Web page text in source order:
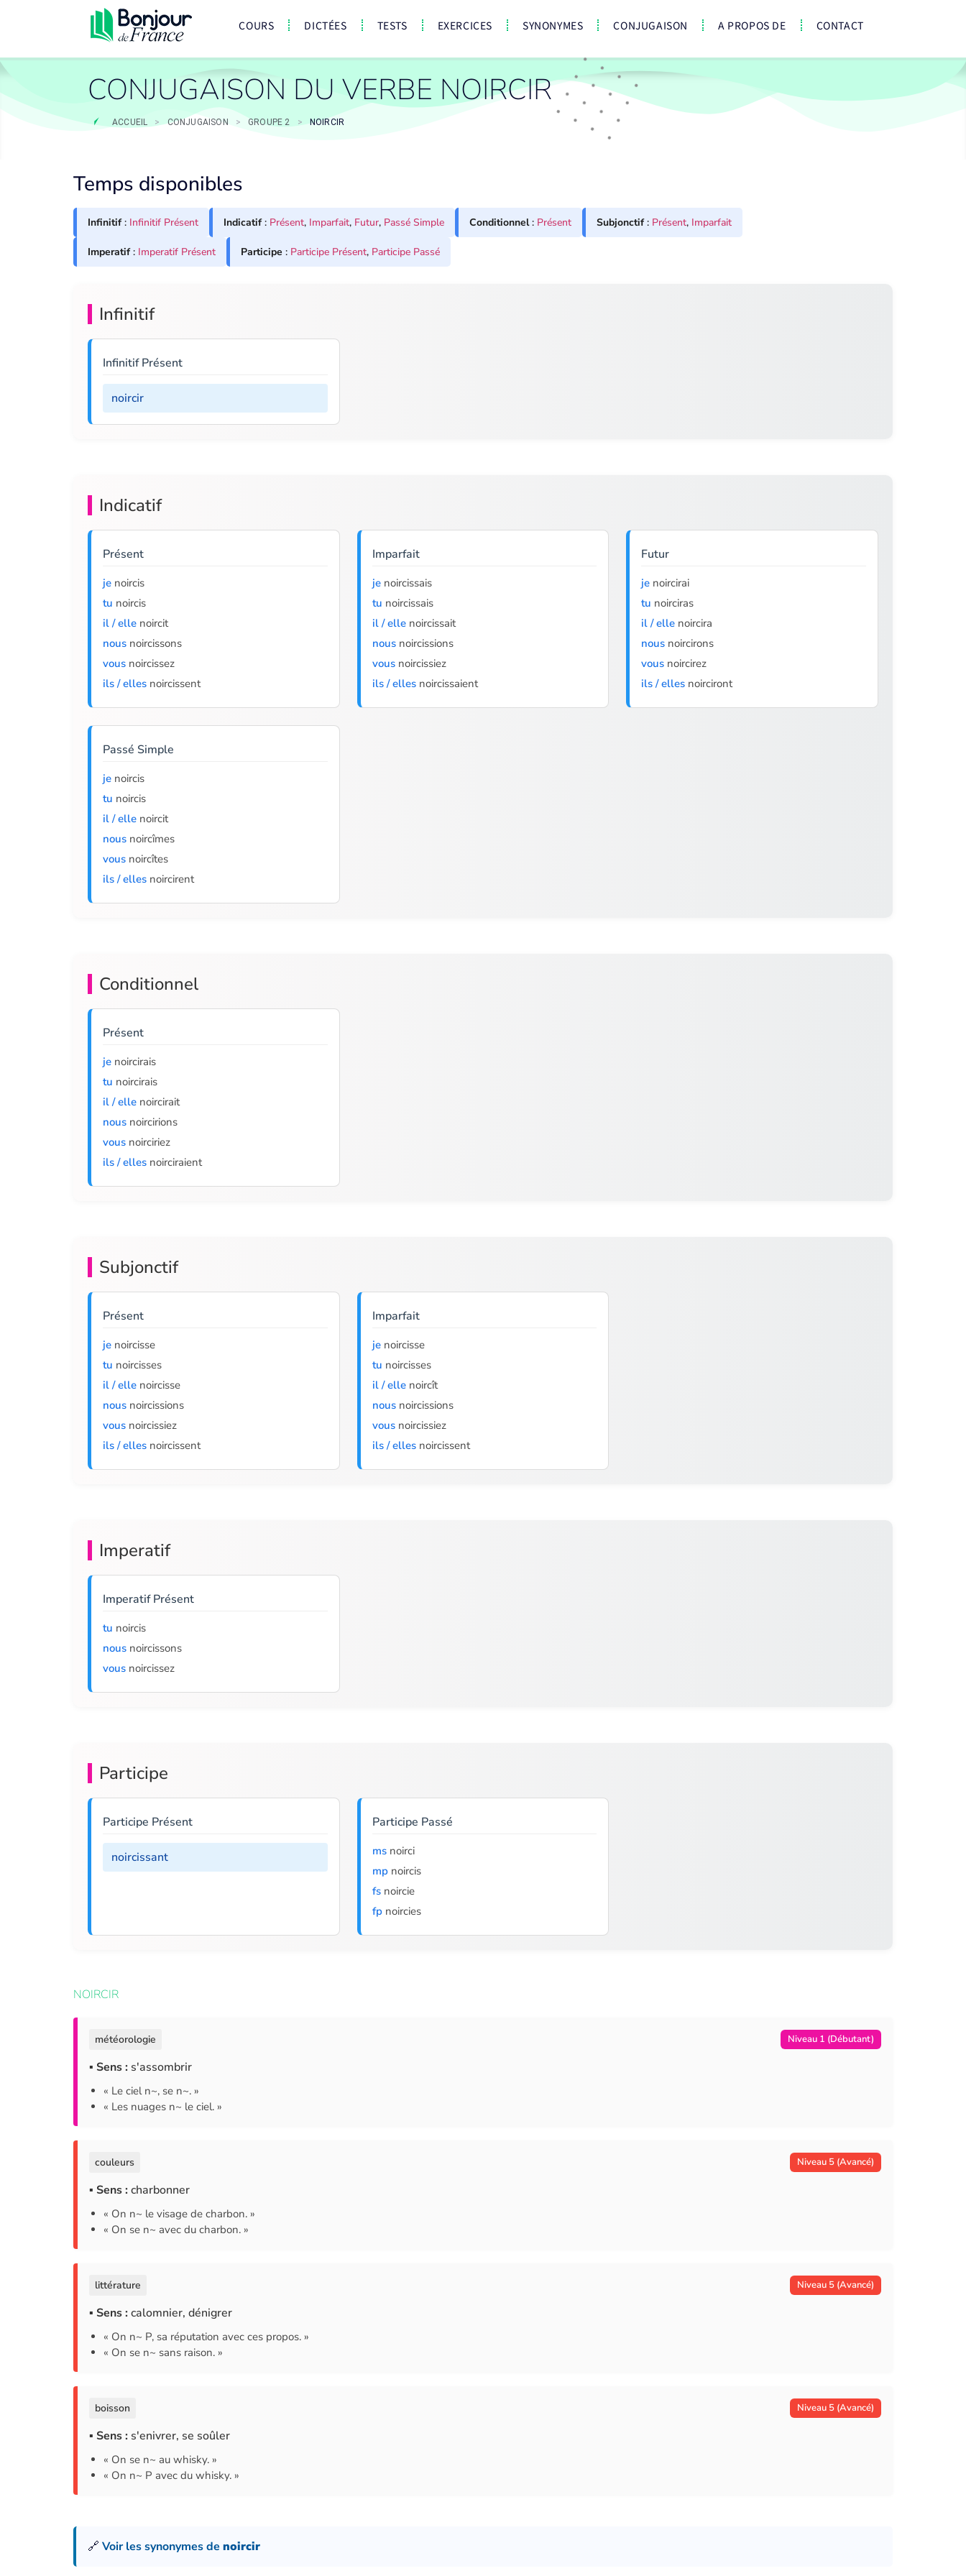
COURS DICTÉES TESTS EXERCICES SYNONYMES CONJUGAISON A PROPOS DE CONTACT
CONJUGAISON DU VERBE NOIRCIR
ACCUEIL > CONJUGAISON > GROUPE 2 > NOIRCIR
Temps disponibles
Infinitif: Infinitif Présent Indicatif: Présent, Imparfait, Futur, Passé Simple Conditionnel: Présent Subjonctif: Présent, Imparfait
Imperatif: Imperatif Présent Participe : Participe Présent, Participe Passé
Infinitif
Infinitif Présent
noircir
Indicatif
Présent
je noircis
tu noircis
il / elle noircit
nous noircissons
vous noircissez
ils / elles noircissent
Imparfait
jenoircissais
tu noircissais
il / ellenoircissait
nousnoircissions
vousnoircissiez
ils / ellesnoircissaient
Futur
je noircirai
tu noirciras
il / elle noircira
nous noircirons
vous noircirez
ils / elles noirciront
Passé Simple
je noircis
tu noircis
il / elle noircit
nous noircîmes
vous noircîtes
ils / elles noircirent
Conditionnel
Présent
je noircirais
tu noircirais
il / elle noircirait
nous noircirions
vous noirciriez
ils / elles noirciraient
Subjonctif
Présent
je noircisse
tu noircisses
il / elle noircisse
nous noircissions
vous noircissiez
ils / elles noircissent
Imparfait
jenoircisse
tu noircisses
il / ellenoircît
nousnoircissions
vousnoircissiez
ils / ellesnoircissent
Imperatif
Imperatif Présent
tu noircis
nous noircissons
vous noircissez
Participe
Participe Présent
noircissant
Participe Passé
msnoirci
mpnoircis
fsnoircie
fpnoircies
NOIRCIR
météorologie Niveau 1 (Débutant)
▪ Sens : s'assombrir
« Le ciel n~, se n~. »
« Les nuages n~ le ciel. »
couleurs Niveau 5 (Avancé)
▪ Sens : charbonner
« On n~ le visage de charbon. »
« On se n~ avec du charbon. »
littérature Niveau 5 (Avancé)
▪ Sens : calomnier, dénigrer
« On n~ P, sa réputation avec ces propos. »
« On se n~ sans raison. »
boisson Niveau 5 (Avancé)
▪ Sens : s'enivrer, se soûler
« On se n~ au whisky. »
« On n~ P avec du whisky. »
🔗 Voir les synonymes de noircir